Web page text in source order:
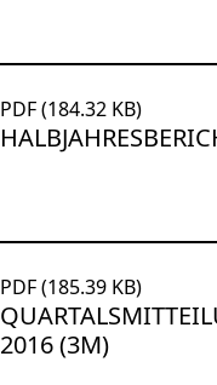
PDF (184.32 KB)
PDF (185.39 KB)
2016 (3M)